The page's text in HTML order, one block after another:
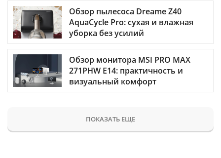
Обзор пылесоса Dreame Z40
AquaCycle Pro: сухая и влажная
уборка без усилий
Обзор монитора MSI PRO MAX
271PHW E14: практичность и
визуальный комфорт
ПОКАЗАТЬ ЕЩЕ